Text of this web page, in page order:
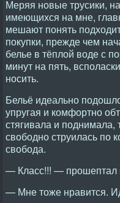
Меряя новые трусики,
имеющихся на мне,
мешают понять
покупки, прежде чем
белье в тёплой воде с
минут на пять,
носить.
Бельё идеально
упругая и комфортно
стягивала и поднимала,
свободно струилась по
свобода.
— Класс!!! — прошептал
— Мне тоже нравится.